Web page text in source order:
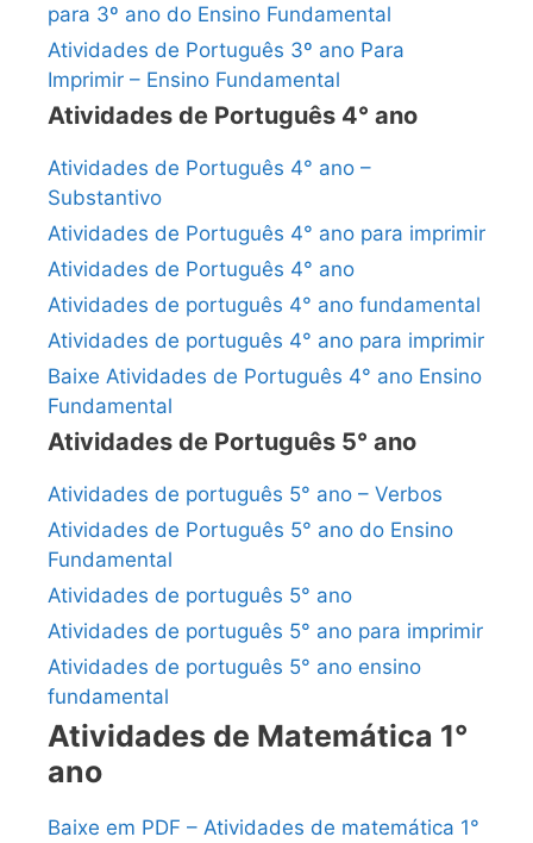
para 3º ano do Ensino Fundamental
Atividades de Português 3º ano Para
Imprimir – Ensino Fundamental
Atividades de Português 4° ano
Atividades de Português 4° ano –
Substantivo
Atividades de Português 4° ano para imprimir
Atividades de Português 4° ano
Atividades de português 4° ano fundamental
Atividades de português 4° ano para imprimir
Baixe Atividades de Português 4° ano Ensino
Fundamental
Atividades de Português 5° ano
Atividades de português 5° ano – Verbos
Atividades de Português 5° ano do Ensino
Fundamental
Atividades de português 5° ano
Atividades de português 5° ano para imprimir
Atividades de português 5° ano ensino
fundamental
Atividades de Matemática 1°
ano
Baixe em PDF – Atividades de matemática 1°